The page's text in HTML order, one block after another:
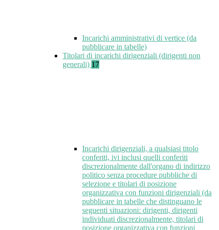
Incarichi amministrativi di vertice (da
pubblicare in tabelle)
Titolari di incarichi dirigenziali (dirigenti non
generali) 17
Incarichi dirigenziali, a qualsiasi titolo
conferiti, ivi inclusi quelli conferiti
discrezionalmente dall'organo di indirizzo
politico senza procedure pubbliche di
selezione e titolari di posizione
organizzativa con funzioni dirigenziali (da
pubblicare in tabelle che distinguano le
seguenti situazioni: dirigenti, dirigenti
individuati discrezionalmente, titolari di
posizione organizzativa con funzioni